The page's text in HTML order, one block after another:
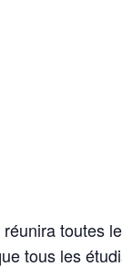
toutes
tous les